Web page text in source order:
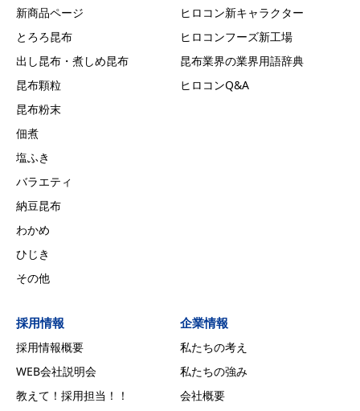
新商品ページ
とろろ昆布
出し昆布・煮しめ昆布
昆布顆粒
昆布粉末
佃煮
塩ふき
バラエティ
納豆昆布
わかめ
ひじき
その他
ヒロコン新キャラクター
ヒロコンフーズ新工場
昆布業界の業界用語辞典
ヒロコンQ&A
採用情報
採用情報概要
WEB会社説明会
教えて！採用担当！！
企業情報
私たちの考え
私たちの強み
会社概要